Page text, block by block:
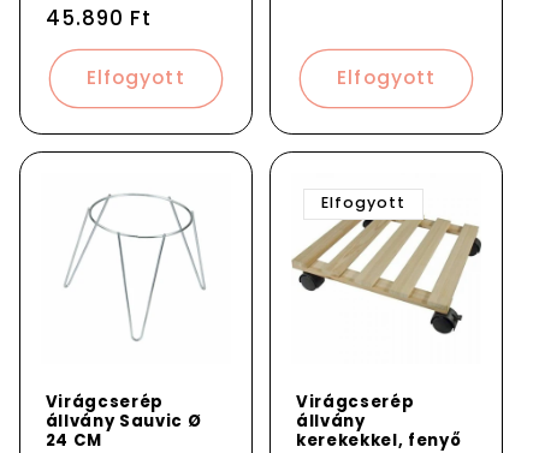
Normál
ár
45.890 Ft
Elfogyott Elfogyott
Virágcserép
állvány Sauvic Ø
24 CM
Elfogyott
Virágcserép
állvány
kerekekkel, fenyő